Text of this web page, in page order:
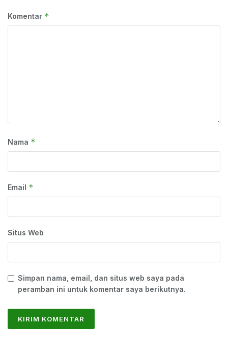
Komentar *
Nama *
Email *
Situs Web
Simpan nama, email, dan situs web saya pada
peramban ini untuk komentar saya berikutnya.